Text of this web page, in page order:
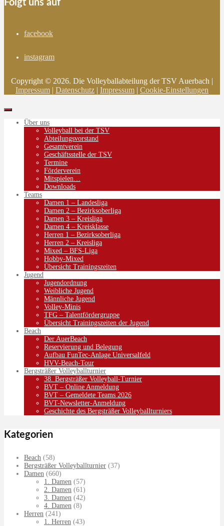
Folgt uns auf
facebook
instagram
Copyright © 2026. Die Volleyballabteilung der TSV Auerbach |
Impressum | Datenschutz | Impressum | Cookie-Einstellungen
Über uns
Volleyball bei der TSV
Abteilungsvorstand
Gesamtverein
Geschäftsstelle der TSV
Termine
Förderverein
Mitspielen…
Downloads
Teams
Damen 1 – Landesliga
Damen 2 – Bezirksoberliga
Damen 3 – Kreisliga
Damen 4 – Kreisklasse
Herren 1 – Bezirksoberliga
Herren 2 – Kreisliga
Mixed – BFS-Liga
Hobby-Mixed
Übersicht Trainingszeiten
Jugend
Jugendordnung
Weibliche Jugend
Männliche Jugend
Volley-Minis
TFG – Talentfördergruppe
Übersicht Trainingszeiten der Jugend
Beach
Der AuerBeach
Reservierung und Belegung
Aufbau FunTec-Anlage Universalfeld
HVV-Beach-Tour
Bergsträßer Volleyballturnier
38. Bergsträßer Volleyball-Turnier
BVT – Online Anmeldung
BVT – Gemeldete Teams 2026
BVT-Newsletter-Anmeldung
Geschichte des Bergsträßer Volleyballturniers
Kategorien
Beach (58)
Bergsträßer Volleyballturnier (37)
Damen (660)
1. Damen (57)
2. Damen (61)
3. Damen (42)
4. Damen (8)
Herren (241)
1. Herren (43)